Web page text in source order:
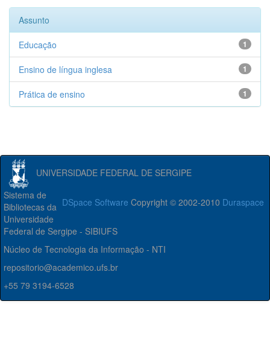
Assunto
1
Educação
1
Ensino de língua inglesa
1
Prática de ensino
UNIVERSIDADE FEDERAL DE SERGIPE
DSpace Software Copyright © 2002-2010 Duraspace
Sistema de
Bibliotecas da
Universidade
Federal de Sergipe - SIBIUFS
Núcleo de Tecnologia da Informação - NTI
repositorio@academico.ufs.br
+55 79 3194-6528